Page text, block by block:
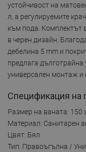
устойчивост на
л, а регулируемите
към пода. Комплектът
в черен дизайн.
дебелина 5 mm и
предлага дълготрайна
универсален монтаж и
Спецификация на
Размер на ваната: 150
Материал: Санитарен
Цвят: Бял
Тип: Правоъгълна /